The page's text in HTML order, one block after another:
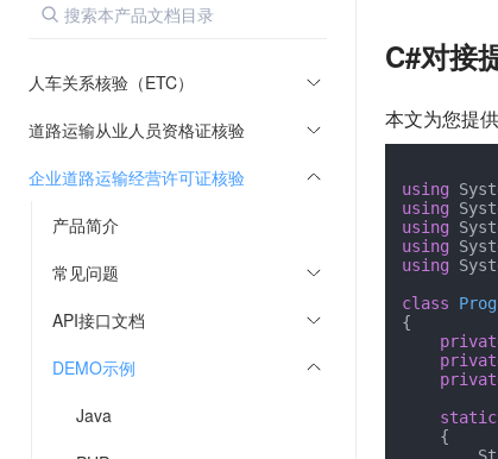
人车关系核验（ETC）
道路运输从业人员资格证核验
企业道路运输经营许可证核验
产品简介
常见问题
API接口文档
DEMO示例
Java
C#对接
本文为您提
using
using
using
using
using
class
{
static